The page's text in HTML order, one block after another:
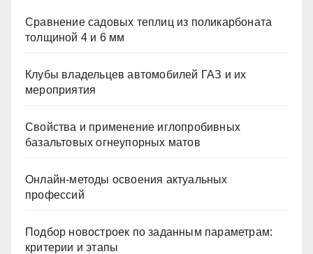
Сравнение садовых теплиц из поликарбоната
толщиной 4 и 6 мм
Клубы владельцев автомобилей ГАЗ и их
мероприятия
Свойства и применение иглопробивных
базальтовых огнеупорных матов
Онлайн-методы освоения актуальных
профессий
Подбор новостроек по заданным параметрам:
критерии и этапы